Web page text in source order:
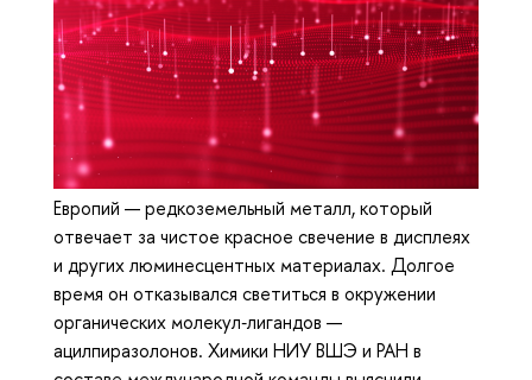
Европий — редкоземельный металл, который
отвечает за чистое красное свечение в дисплеях
и других люминесцентных материалах. Долгое
время он отказывался светиться в окружении
органических молекул‑лигандов —
ацилпиразолонов. Химики НИУ ВШЭ и РАН в